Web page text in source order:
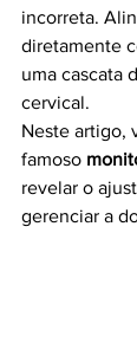
incorreta.
diretamente
uma cascata
cervical.
Neste artigo,
famoso
revelar o
gerenciar a